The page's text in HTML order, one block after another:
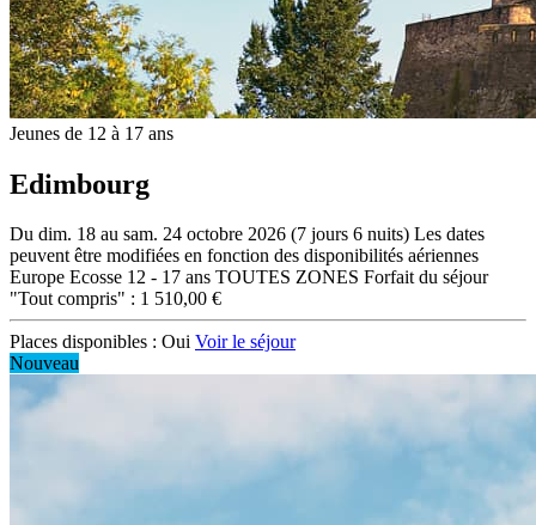
Jeunes de 12 à 17 ans
Edimbourg
Du dim. 18 au sam. 24 octobre 2026 (7 jours 6 nuits) Les dates
peuvent être modifiées en fonction des disponibilités aériennes
Europe Ecosse 12 - 17 ans TOUTES ZONES Forfait du séjour
"Tout compris" : 1 510,00 €
Places disponibles : Oui Voir le séjour
Nouveau